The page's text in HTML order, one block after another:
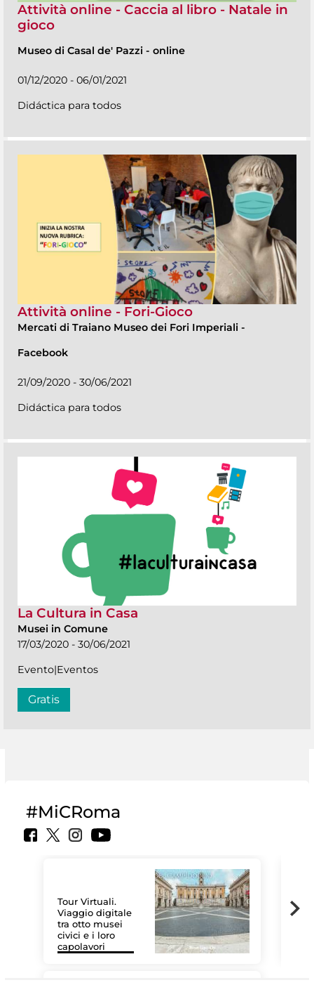
Attività online - Caccia al libro - Natale in
gioco
Museo di Casal de' Pazzi - online
01/12/2020 - 06/01/2021
Didáctica para todos
Attività online - Fori-Gioco
Mercati di Traiano Museo dei Fori Imperiali -
Facebook
21/09/2020 - 30/06/2021
Didáctica para todos
La Cultura in Casa
Musei in Comune
17/03/2020 - 30/06/2021
Evento|Eventos
Gratis
#MiCRoma
Tour Virtuali.
Viaggio digitale
tra otto musei
civici e i loro
capolavori